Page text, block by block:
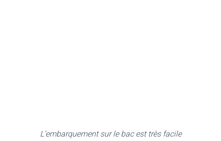
L’embarquement sur le bac est très facile